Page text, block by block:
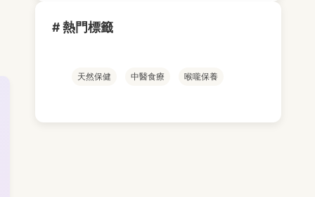
# 熱門標籤
天然保健 中醫食療 喉嚨保養